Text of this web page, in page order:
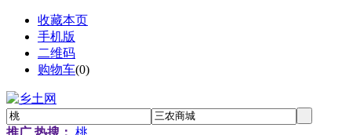
收藏本页
手机版
二维码
购物车(0)
推广 热搜： 桃